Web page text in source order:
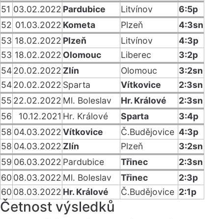
51 03.02.2022 Pardubice Litvínov
6:5p
52 01.03.2022 Kometa Plzeň
4:3sn
53 18.02.2022 Plzeň Litvínov
4:3p
53 18.02.2022 Olomouc Liberec
3:2p
5420.02.2022 Zlín Olomouc
3:2sn
5420.02.2022 Sparta Vítkovice
2:3sn
55 22.02.2022 Ml. Boleslav Hr. Králové
2:3sn
56
10.12.2021 Hr. Králové Sparta
3:4p
58 04.03.2022Vítkovice Č.Budějovice 4:3p
58 04.03.2022 Zlín Plzeň
3:2sn
59 06.03.2022 Pardubice Třinec
2:3sn
60 08.03.2022 Ml. Boleslav Třinec
2:3p
60 08.03.2022 Hr. Králové Č.Budějovice 2:1p
Četnost výsledků